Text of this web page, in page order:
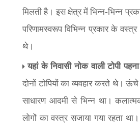
मिलती है। इस क्षेत्र में भिन्न-भिन्न
परिणामस्वरूप विभिन्न प्रकार के
थे।
यहां के निवासी नोक वाली टोपी
दोनों टोपियों का व्यवहार करते थे।
साधारण आदमी से भिन्न था।
लोगों का वस्त्र सजाया गया रहता